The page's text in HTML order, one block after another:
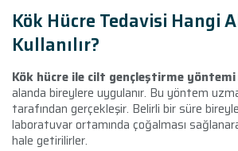
Kök Hücre Tedavisi Hangi
Kullanılır?
Kök hücre ile cilt gençleştirme yöntemi
alanda bireylere uygulanır. Bu yöntem
tarafından gerçekleşir. Belirli bir süre
laboratuvar ortamında çoğalması
hale getirilirler.